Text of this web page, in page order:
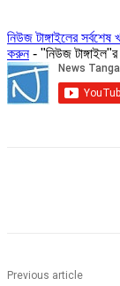
নিউজ টাঙ্গাইলের
করুন- "নিউজ
Previous article